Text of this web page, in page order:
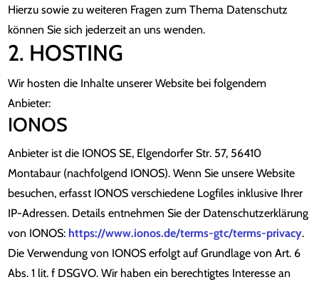
Hierzu sowie zu weiteren Fragen zum Thema Datenschutz
können Sie sich jederzeit an uns wenden.
2. HOSTING
Wir hosten die Inhalte unserer Website bei folgendem
Anbieter:
IONOS
Anbieter ist die IONOS SE, Elgendorfer Str. 57, 56410
Montabaur (nachfolgend IONOS). Wenn Sie unsere Website
besuchen, erfasst IONOS verschiedene Logfiles inklusive Ihrer
IP-Adressen. Details entnehmen Sie der Datenschutzerklärung
von IONOS: https://www.ionos.de/terms-gtc/terms-privacy.
Die Verwendung von IONOS erfolgt auf Grundlage von Art. 6
Abs. 1 lit. f DSGVO. Wir haben ein berechtigtes Interesse an